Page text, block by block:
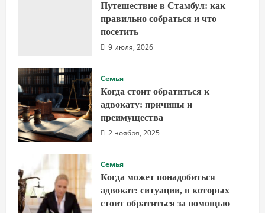
Путешествие в Стамбул: как
правильно собраться и что
посетить
9 июля, 2026
Семья
Когда стоит обратиться к
адвокату: причины и
преимущества
2 ноября, 2025
Семья
Когда может понадобиться
адвокат: ситуации, в которых
стоит обратиться за помощью